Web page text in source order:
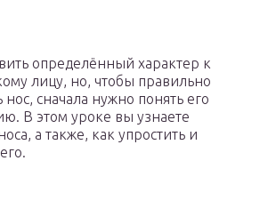
определённый характер к
лицу, но, чтобы правильно
нос, сначала нужно понять его
В этом уроке вы узнаете
а также, как упростить и